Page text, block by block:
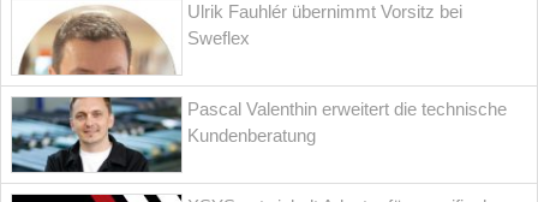
Ulrik Fauhlér übernimmt Vorsitz bei
Sweflex
Pascal Valenthin erweitert die technische
Kundenberatung